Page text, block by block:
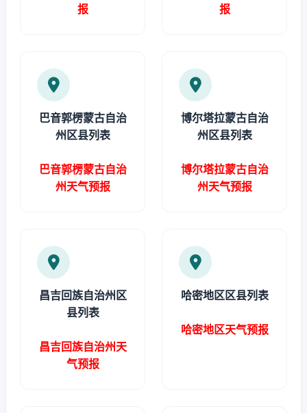
报
报
巴音郭楞蒙古自治
州区县列表
巴音郭楞蒙古自治
州天气预报
博尔塔拉蒙古自治
州区县列表
博尔塔拉蒙古自治
州天气预报
昌吉回族自治州区
县列表
昌吉回族自治州天
气预报
哈密地区区县列表
哈密地区天气预报